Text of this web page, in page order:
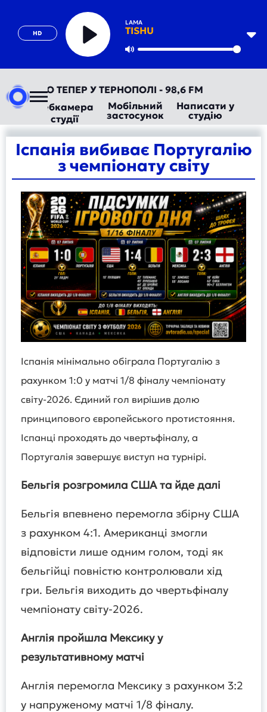
HD
LAMA
TISHU
Play
ТЕПЕР У ТЕРНОПОЛІ - 98,6 FM
Вебкамера
студії
Мобільний
застосунок
Написати у
студію
Іспанія вибиває Португалію
з чемпіонату світу
Іспанія мінімально обіграла Португалію з
рахунком 1:0 у матчі 1/8 фіналу чемпіонату
світу-2026. Єдиний гол вирішив долю
принципового європейського протистояння.
Іспанці проходять до чвертьфіналу, а
Португалія завершує виступ на турнірі.
Бельгія розгромила США та йде далі
Бельгія впевнено перемогла збірну США
з рахунком 4:1. Американці змогли
відповісти лише одним голом, тоді як
бельгійці повністю контролювали хід
гри. Бельгія виходить до чвертьфіналу
чемпіонату світу-2026.
Англія пройшла Мексику у
результативному матчі
Англія перемогла Мексику з рахунком 3:2
у напруженому матчі 1/8 фіналу.